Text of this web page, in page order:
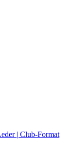
| Club-Format